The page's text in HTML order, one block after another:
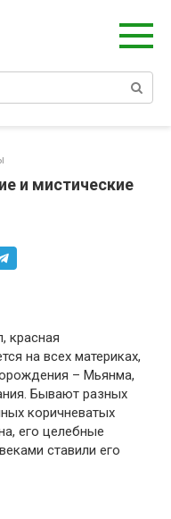
и мистические
красная
на всех материках,
– Мьянма,
Бывают разных
коричневатых
его целебные
ставили его